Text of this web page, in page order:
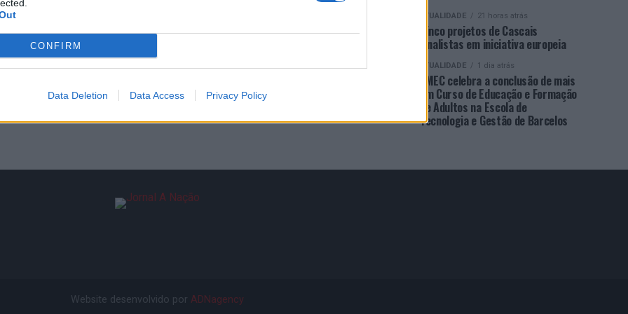
CONFIRM
Data Deletion Data Access Privacy Policy
ATUALIDADE 21 horas atrás
Cinco projetos de Cascais
finalistas em iniciativa europeia
ATUALIDADE 1 dia atrás
EMEC celebra a conclusão de mais
um Curso de Educação e Formação
de Adultos na Escola de
Tecnologia e Gestão de Barcelos
Website desenvolvido por ADNagency